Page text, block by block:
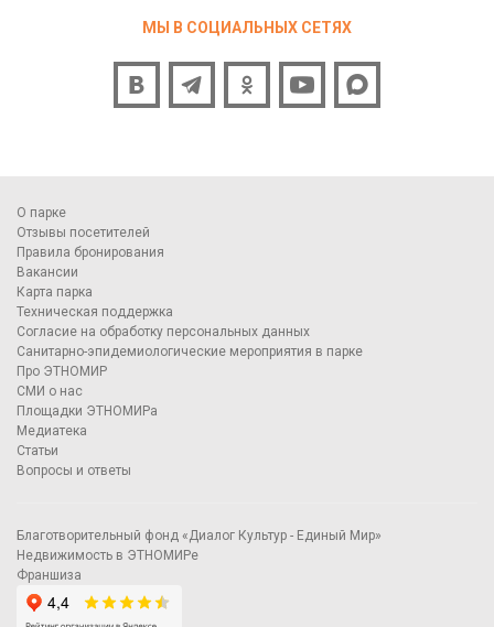
МЫ В СОЦИАЛЬНЫХ СЕТЯХ
О парке
Отзывы посетителей
Правила бронирования
Вакансии
Карта парка
Техническая поддержка
Согласие на обработку персональных данных
Санитарно-эпидемиологические мероприятия в парке
Про ЭТНОМИР
СМИ о нас
Площадки ЭТНОМИРа
Медиатека
Статьи
Вопросы и ответы
Благотворительный фонд «Диалог Культур - Единый Мир»
Недвижимость в ЭТНОМИРе
Франшиза